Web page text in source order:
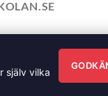
I SÖMNAD OCH
2026 ©
själv vilka